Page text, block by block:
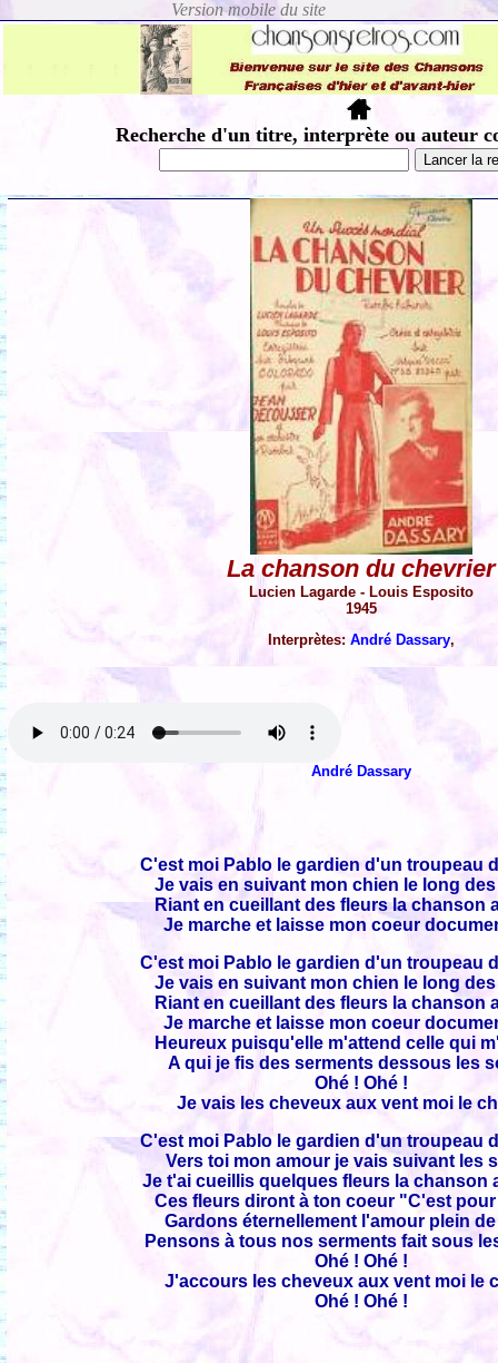
Recherche d'un titre, interprète ou auteur
La chanson du chevrier
Lucien Lagarde - Louis Esposito
1945
Interprètes: André Dassary,
André Dassary
C'est moi Pablo le gardien d'un troupeau
Je vais en suivant mon chien le long
Riant en cueillant des fleurs la chanson
Je marche et laisse mon coeur
C'est moi Pablo le gardien d'un troupeau
Je vais en suivant mon chien le long
Riant en cueillant des fleurs la chanson
Je marche et laisse mon coeur
Heureux puisqu'elle m'attend celle qui
A qui je fis des serments dessous les
Ohé ! Ohé !
Je vais les cheveux aux vent moi le
C'est moi Pablo le gardien d'un troupeau
Vers toi mon amour je vais suivant les
Je t'ai cueillis quelques fleurs la chanson
Ces fleurs diront à ton coeur "C'est
Gardons éternellement l'amour plein
Pensons à tous nos serments fait sous
Ohé ! Ohé !
J'accours les cheveux aux vent moi le
Ohé ! Ohé !